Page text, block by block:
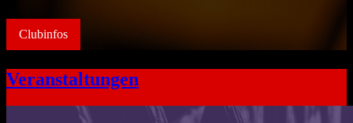
Clubinfos
Veranstaltungen